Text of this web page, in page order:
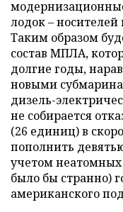
лодок –
Таким образом
состав МПЛА,
долгие годы,
новыми
дизель-
не собирается
(26 единиц) в
пополнить
учетом
было бы странно)
американского